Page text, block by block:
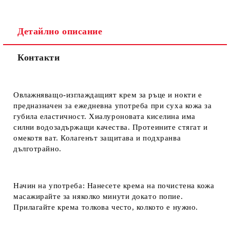
Детайлно описание
Контакти
Овлажняващо-изглаждащият крем за ръце и нокти е
предназначен за ежедневна употреба при суха кожа за
губила еластичност. Хиалуроновата киселина има
силни водозадържащи качества. Протеините стягат и
омекотя ват. Колагенът защитава и подхранва
дълготрайно.
Начин на употреба: Нанесете крема на почистена кожа
масажирайте за няколко минути докато попие.
Прилагайте крема толкова често, колкото е нужно.